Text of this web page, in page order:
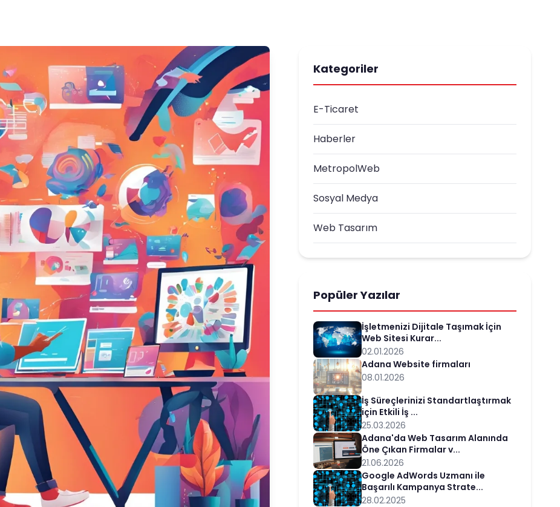
Kategoriler
E-Ticaret
Haberler
MetropolWeb
Sosyal Medya
Web Tasarım
Popüler Yazılar
İşletmenizi Dijitale Taşımak İçin
Web Sitesi Kurar...
02.01.2026
Adana Website firmaları
08.01.2026
İş Süreçlerinizi Standartlaştırmak
için Etkili İş ...
25.03.2026
Adana'da Web Tasarım Alanında
Öne Çıkan Firmalar v...
21.06.2026
Google AdWords Uzmanı ile
Başarılı Kampanya Strate...
28.02.2025